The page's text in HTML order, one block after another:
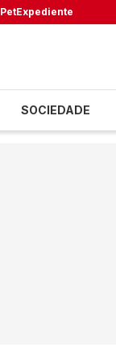
PetExpediente
SOCIEDADE